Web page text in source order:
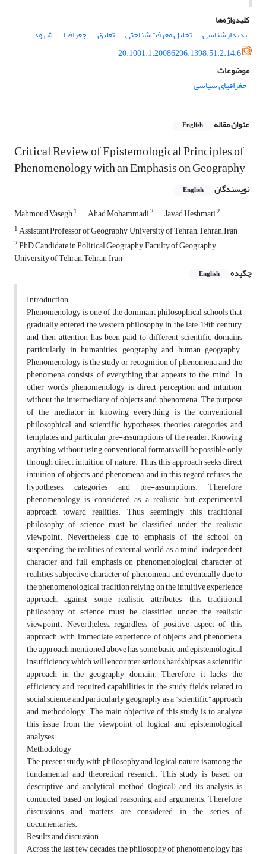
کلیدواژه‌ها
پدیدارشناسی
تحلیل معرفت‌شناختی تعلیق جغرافیا
شهود
20.1001.1.20086296.1398.51.2.14.6
موضوعات
جغرافیای سیاسی
عنوان مقاله English
Critical Review of Epistemological Principles of
Phenomenology with an Emphasis on Geography
نویسندگان English
Mahmoud Vasegh1 Ahad Mohammadi2 Javad Heshmati2
1Assistant Professor of Geography, University of Tehran, Tehran, Iran
2PhD Candidate in Political Geography, Faculty of Geography,
University of Tehran, Tehran, Iran
چکیده
English
Introduction
Phenomenology is one of the dominant philosophical schools that
gradually entered the western philosophy in the late 19th century,
and then attention has been paid to different scientific domains
particularly in humanities, geography and human geography.
Phenomenology is the study or recognition of phenomena and the
phenomena consists of everything that appears to the mind. In
other words, phenomenology is direct perception and intuition,
without the intermediary of objects and phenomena. The purpose
of the mediator in knowing everything is the conventional
philosophical and scientific hypotheses, theories, categories and
templates, and particular pre-assumptions of the reader. Knowing
anything without using conventional formats will be possible only
through direct intuition of nature. Thus, this approach seeks direct
intuition of objects and phenomena, and in this regard refuses the
hypotheses, categories and pre-assumptions. Therefore,
phenomenology is considered as a realistic but experimental
approach toward realities. Thus, seemingly this traditional
philosophy of science must be classified under the realistic
viewpoint. Nevertheless, due to emphasis of the school on
suspending the realities of external world, as a mind-independent
character and full emphasis on phenomenological character of
realities, subjective character of phenomena, and eventually due to
the phenomenological tradition relying on the intuitive experience
approach, against some realistic attributes, this traditional
philosophy of science must be classified under the realistic
viewpoint. Nevertheless, regardless of positive aspect of this
approach, with immediate experience of objects and phenomena,
the approach mentioned above has some basic and epistemological
insufficiency which will encounter serious hardships as a scientific
approach in the geography domain. Therefore, it lacks the
efficiency and required capabilities in the study fields related to
social science, and particularly geography, as a “scientific” approach
and methodology. The main objective of this study is to analyze
this issue from the viewpoint of logical and epistemological
analyses.
Methodology
The present study with philosophy and logical nature is among the
fundamental and theoretical research. This study is based on
descriptive and analytical method (logical) and its analysis is
conducted based on logical reasoning and arguments. Therefore,
discussions and matters are considered in the series of
documentaries.
Results and discussion
Across the last few decades, the philosophy of phenomenology has